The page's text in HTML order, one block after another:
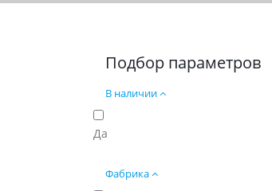
Подбор параметров
В наличии
Да
Фабрика